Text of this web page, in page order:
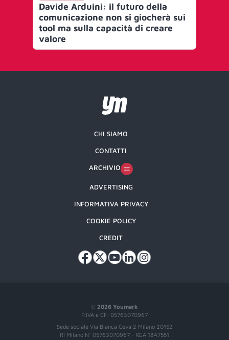
Davide Arduini: il futuro della
comunicazione non si giocherà sui
tool ma sulla capacità di creare
valore
© 2026 Youmark
P.IVA e CF: 05763070967
Sede sociale Via Bianca Ceva 2 Milano 20152
RI Milano N° 05763070967 - REA 1847551
CHI SIAMO
CONTATTI
ARCHIVIO
ADVERTISING
INFORMATIVA PRIVACY
COOKIE POLICY
CREDIT